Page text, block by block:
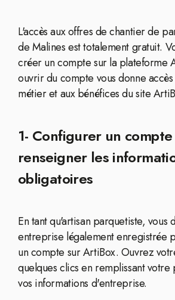
L'accès aux offres de chantier de
de Malines est totalement gratuit.
créer un compte sur la plateforme
ouvrir du compte vous donne
métier et aux bénéfices du site
1- Configurer un
renseigner les
obligatoires
En tant qu'artisan parquetiste, vous
entreprise légalement enregistrée
un compte sur ArtiBox. Ouvrez
quelques clics en remplissant
vos informations d'entreprise.